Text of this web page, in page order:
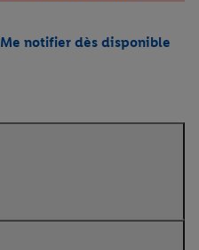
Me notifier dès disponible